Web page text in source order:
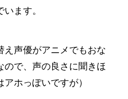
ます。
え声優がアニメでもおな
ので、声の良さに聞きほ
ホっぽいですが）